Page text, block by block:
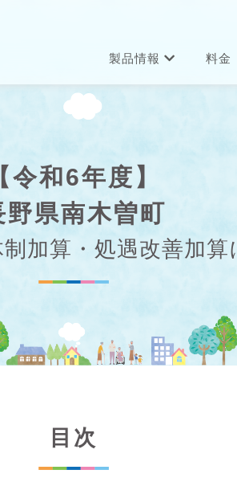
製品情報 料金
【令和6年度】
野県南木曽町
加算・処遇改善加算
目次